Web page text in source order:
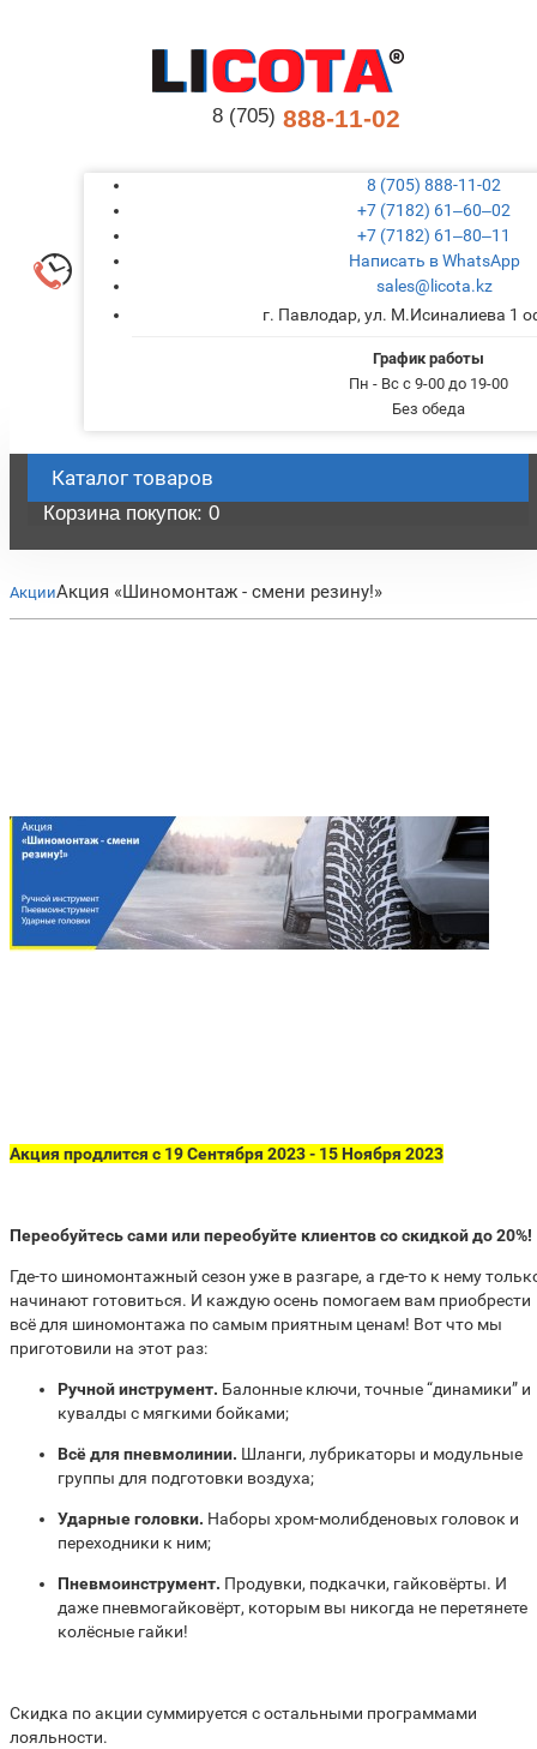
8 (705) 888-11-02
8 (705) 888-11-02
+7 (7182) 61‒60‒02
+7 (7182) 61‒80‒11
Написать в WhatsApp
sales@licota.kz
г. Павлодар, ул. М.Исиналиева 1
График работы
Пн - Вс с 9-00 до 19-00
Без обеда
Каталог товаров
Корзинапокупок: 0
АкцииАкция «Шиномонтаж - смени резину!»
Акция продлится с 19 Сентября 2023 - 15 Ноября 2023
Переобуйтесь сами или переобуйте клиентов со скидкой до 20%!
Где-то шиномонтажный сезон уже в разгаре, а где-то к нему
начинают готовиться. И каждую осень помогаем вам приобрести
всё для шиномонтажа по самым приятным ценам! Вот что мы
приготовили на этот раз:
Ручной инструмент. Балонные ключи, точные “динамики” и
кувалды с мягкими бойками;
Всё для пневмолинии. Шланги, лубрикаторы и модульные
группы для подготовки воздуха;
Ударные головки. Наборы хром-молибденовых головок и
переходники к ним;
Пневмоинструмент. Продувки, подкачки, гайковёрты. И
даже пневмогайковёрт, которым вы никогда не перетянете
колёсные гайки!
Скидка по акции суммируется с остальными программами
лояльности.